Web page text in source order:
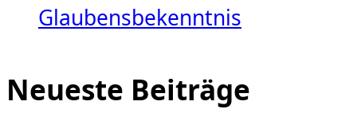
Glaubensbekenntnis
Neueste Beiträge